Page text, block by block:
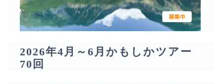
2026年4月～6月かもしかツアー
70回